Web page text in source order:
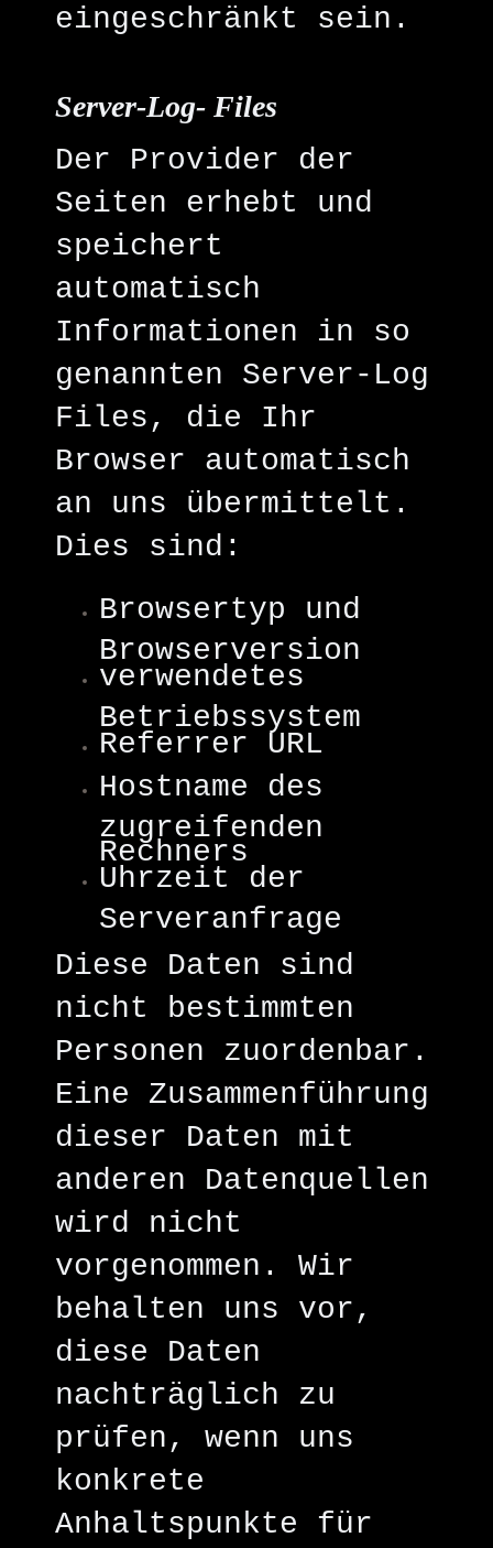
eingeschränkt sein.
Server-Log- Files
Der Provider der
Seiten erhebt und
speichert
automatisch
Informationen in so
genannten Server-Log
Files, die Ihr
Browser automatisch
an uns übermittelt.
Dies sind:
Browsertyp und
Browserversion
verwendetes
Betriebssystem
Referrer URL
Hostname des
zugreifenden
Rechners
Uhrzeit der
Serveranfrage
Diese Daten sind
nicht bestimmten
Personen zuordenbar.
Eine Zusammenführung
dieser Daten mit
anderen Datenquellen
wird nicht
vorgenommen. Wir
behalten uns vor,
diese Daten
nachträglich zu
prüfen, wenn uns
konkrete
Anhaltspunkte für